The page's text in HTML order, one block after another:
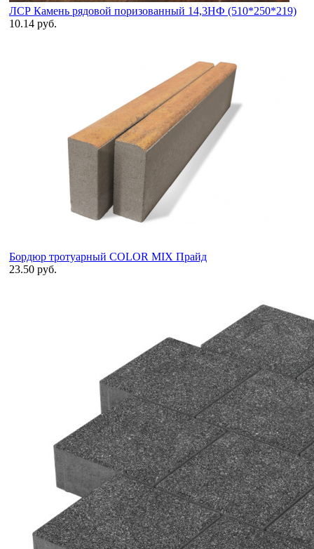
ЛСР Камень рядовой поризованный 14,3НФ (510*250*219)
10.14 руб.
Бордюр тротуарный COLOR MIX Прайд
23.50 руб.